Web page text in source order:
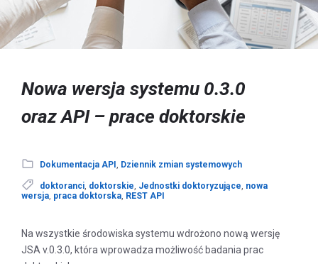
Nowa wersja systemu 0.3.0
oraz API – prace doktorskie
Dokumentacja API , Dziennik zmian systemowych
doktoranci, doktorskie, Jednostki doktoryzujące, nowa
wersja, praca doktorska, REST API
Na wszystkie środowiska systemu wdrożono nową wersję
JSA v.0.3.0, która wprowadza możliwość badania prac